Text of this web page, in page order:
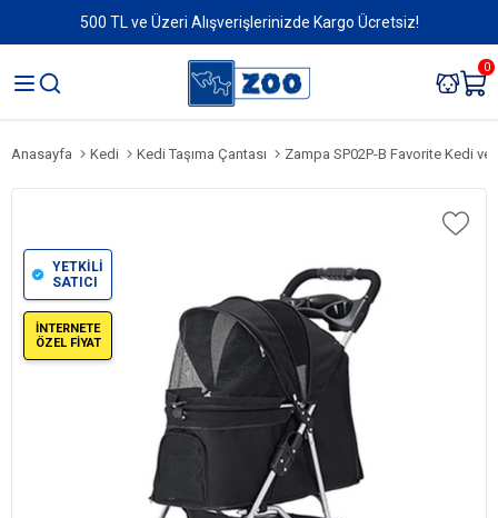
500 TL ve Üzeri Alışverişlerinizde Kargo Ücretsiz!
0
Anasayfa Kedi Kedi Taşıma Çantası Zampa SP02P-B Favorite Kedi ve
YETKİLİ
SATICI
İNTERNETE
ÖZEL FİYAT